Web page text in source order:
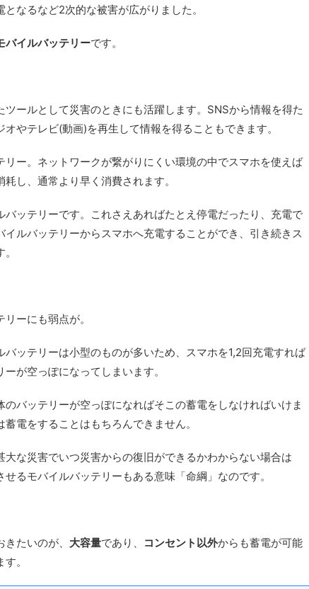
なるなど2次的な被害が広がりました。
バイルバッテリーです。
ツールとして災害のときにも活躍します。SNSから情報を得た
やテレビ(動画)を再生して情報を得ることもできます。
リー。ネットワークが繋がりにくい環境の中でスマホを使えば
し、通常より早く消費されます。
バッテリーです。これさえあればたとえ停電だったり、充電で
イルバッテリーからスマホへ充電することができ、引き続きス
ーにも弱点が。
ッテリーは小型のものが多いため、スマホを1,2回充電すれば
が空っぽになってしまいます。
バッテリーが空っぽになればそこの蓄電をしなければいけま
電をすることはもちろんできません。
大な災害でいつ災害からの復旧ができるかわからない場合は
せるモバイルバッテリーもある意味「命綱」なのです。
たいのが、 大容量であり、 コンセント以外からも蓄電が可能
。